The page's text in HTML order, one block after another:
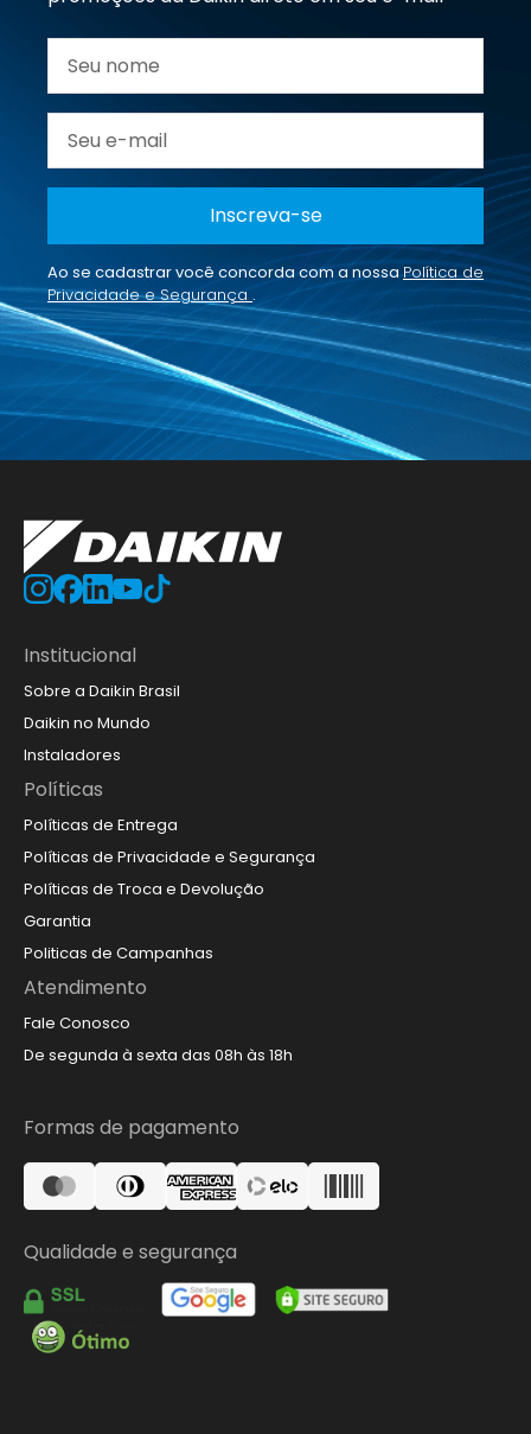
Inscreva-se
Ao se cadastrar você concorda com a nossaPolítica de
Privacidade e Segurança .
Institucional
Sobre a Daikin Brasil
Daikin no Mundo
Instaladores
Políticas
Políticas de Entrega
Políticas de Privacidade e Segurança
Políticas de Troca e Devolução
Garantia
Politicas de Campanhas
Atendimento
Fale Conosco
De segunda à sexta das 08h às 18h
Formas de pagamento
Qualidade e segurança